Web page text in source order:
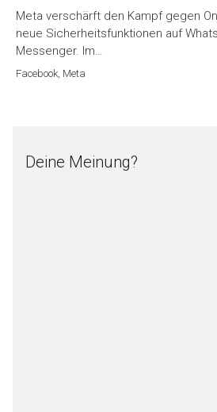
Meta verschärft den Kampf gegen
neue Sicherheitsfunktionen auf
Messenger. Im…
Facebook, Meta
Deine Meinung?